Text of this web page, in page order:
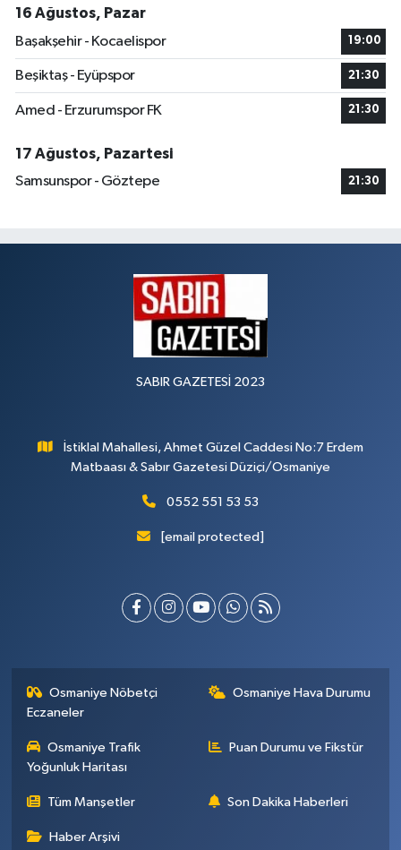
16 Ağustos, Pazar
Başakşehir - Kocaelispor
19:00
Beşiktaş - Eyüpspor 21:30
Amed - Erzurumspor FK 21:30
17 Ağustos, Pazartesi
Samsunspor - Göztepe
21:30
SABIR GAZETESİ 2023
İstiklal Mahallesi, Ahmet Güzel Caddesi No:7 Erdem
Matbaası & Sabır Gazetesi Düziçi/Osmaniye
0552 551 53 53
[email protected]
Osmaniye Nöbetçi
Eczaneler
Osmaniye Hava Durumu
Osmaniye Trafik
Yoğunluk Haritası
Puan Durumu ve Fikstür
Tüm Manşetler Son Dakika Haberleri
Haber Arşivi